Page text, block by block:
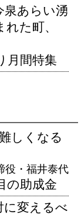
泉あらい湧
た町、
月間特集
しくなる
役・福井泰代
の助成金
に変えるべ